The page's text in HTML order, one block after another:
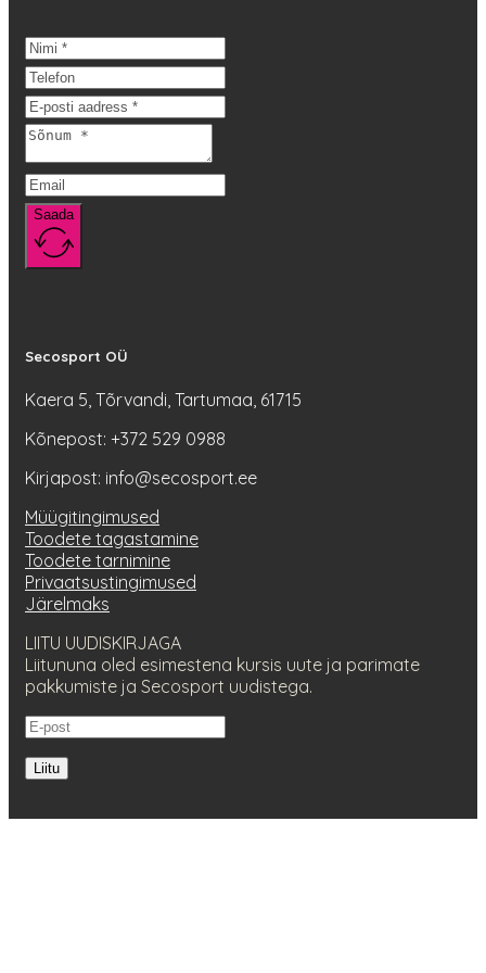
Saada
Secosport OÜ
Kaera 5, Tõrvandi, Tartumaa, 61715
Kõnepost: +372 529 0988
Kirjapost: info@secosport.ee
Müügitingimused
Toodete tagastamine
Toodete tarnimine
Privaatsustingimused
Järelmaks
LIITU UUDISKIRJAGA
Liitununa oled esimestena kursis uute ja parimate
pakkumiste ja Secosport uudistega.
Liitu